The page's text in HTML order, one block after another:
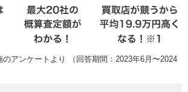
アンケートより （回答期間：2023年6月〜2024